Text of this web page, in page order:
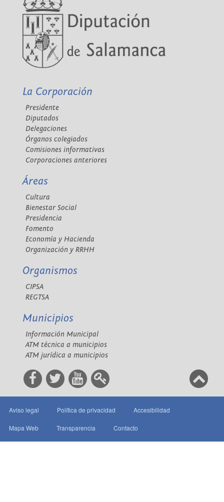
La Corporación
Presidente
Diputados
Delegaciones
Órganos colegiados
Comisiones informativas
Corporaciones anteriores
Áreas
Cultura
Bienestar Social
Presidencia
Fomento
Economía y Hacienda
Organización y RRHH
Organismos
CIPSA
REGTSA
Municipios
Información Municipal
ATM técnica a municipios
ATM jurídica a municipios
Aviso legal Política de privacidad Accesibilidad
Mapa Web Transparencia Contacto